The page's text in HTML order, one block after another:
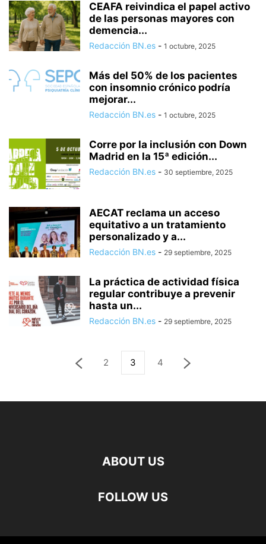
CEAFA reivindica el papel activo
de las personas mayores con
demencia...
Redacción BN.es - 1 octubre, 2025
Más del 50% de los pacientes
con insomnio crónico podría
mejorar...
Redacción BN.es - 1 octubre, 2025
Corre por la inclusión con Down
Madrid en la 15ª edición...
Redacción BN.es - 30 septiembre, 2025
AECAT reclama un acceso
equitativo a un tratamiento
personalizado y a...
Redacción BN.es - 29 septiembre, 2025
La práctica de actividad física
regular contribuye a prevenir
hasta un...
Redacción BN.es - 29 septiembre, 2025
2 3 4
ABOUT US
FOLLOW US